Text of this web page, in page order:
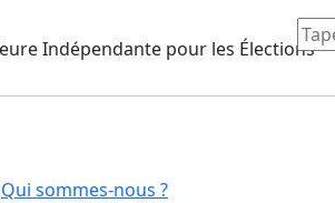
Qui sommes-nous ?